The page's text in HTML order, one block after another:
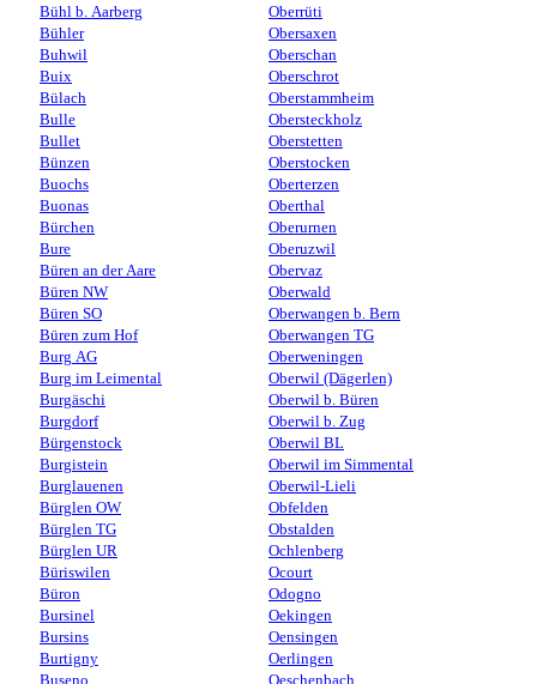
Bühl b. Aarberg
Bühler
Buhwil
Buix
Bülach
Bulle
Bullet
Bünzen
Buochs
Buonas
Bürchen
Bure
Büren an der Aare
Büren NW
Büren SO
Büren zum Hof
Burg AG
Burg im Leimental
Burgäschi
Burgdorf
Bürgenstock
Burgistein
Burglauenen
Bürglen OW
Bürglen TG
Bürglen UR
Büriswilen
Büron
Bursinel
Bursins
Burtigny
Buseno
Oberrüti
Obersaxen
Oberschan
Oberschrot
Oberstammheim
Obersteckholz
Oberstetten
Oberstocken
Oberterzen
Oberthal
Oberurnen
Oberuzwil
Obervaz
Oberwald
Oberwangen b. Bern
Oberwangen TG
Oberweningen
Oberwil (Dägerlen)
Oberwil b. Büren
Oberwil b. Zug
Oberwil BL
Oberwil im Simmental
Oberwil-Lieli
Obfelden
Obstalden
Ochlenberg
Ocourt
Odogno
Oekingen
Oensingen
Oerlingen
Oeschenbach